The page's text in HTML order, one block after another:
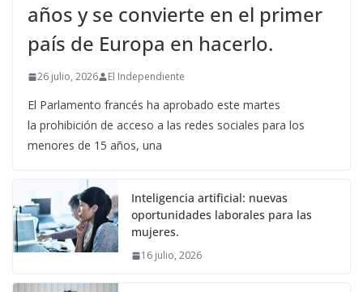
años y se convierte en el primer
país de Europa en hacerlo.
26 julio, 2026 El Independiente
El Parlamento francés ha aprobado este martes
la prohibición de acceso a las redes sociales para los
menores de 15 años, una
Inteligencia artificial: nuevas
oportunidades laborales para las
mujeres.
16 julio, 2026